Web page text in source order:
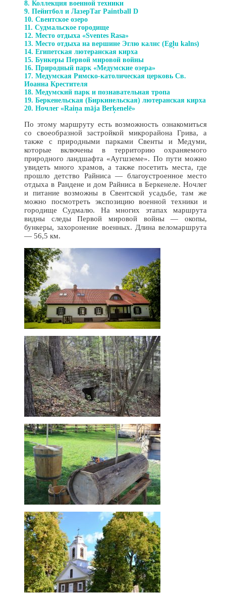
8. Коллекция военной техники
9. Пейнтбол и ЛазерТаг Paintball D
10. Свентское озеро
11. Судмальское городище
12. Место отдыха «Sventes Rasa»
13. Место отдыха на вершине Эглю калнс (Egļu kalns)
14. Египетская лютеранская кирха
15. Бункеры Первой мировой войны
16. Природный парк «Медумские озера»
17. Медумская Римско-католическая церковь Св.
Иоанна Крестителя
18. Медумский парк и познавательная тропа
19. Беркенельская (Биркинельская) лютеранская кирха
20. Ночлег «Raiņa māja Berķenelē»
По этому маршруту есть возможность ознакомиться
со своеобразной застройкой микрорайона Грива, а
также с природными парками Свенты и Медуми,
которые включены в территорию охраняемого
природного ландшафта «Аугшземе». По пути можно
увидеть много храмов, а также посетить места, где
прошло детство Райниса — благоустроенное место
отдыха в Рандене и дом Райниса в Беркенеле. Ночлег
и питание возможны в Свентской усадьбе, там же
можно посмотреть экспозицию военной техники и
городище Судмалю. На многих этапах маршрута
видны следы Первой мировой войны — окопы,
бункеры, захоронение военных. Длина веломаршрута
— 56,5 км.